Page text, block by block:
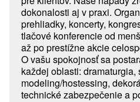
dokonalosti aj v praxi.
prehliadky, koncerty,
tlačové konferencie od
až po prestížne akcie
O vašu spokojnosť sa
každej oblasti: dramaturgia,
modeling/hostessing,
technické zabezpečenie a